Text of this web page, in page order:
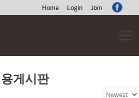
Home Login Join
게시판